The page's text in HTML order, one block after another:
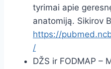
tyrimai apie
anatomiją. Sikirov
https://
/
DŽS ir FODMAP –